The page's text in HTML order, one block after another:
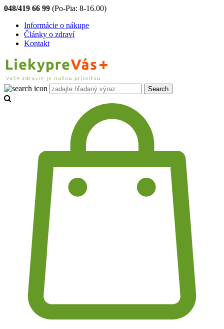
048/419 66 99 (Po-Pia: 8-16.00)
Informácie o nákupe
Články o zdraví
Kontakt